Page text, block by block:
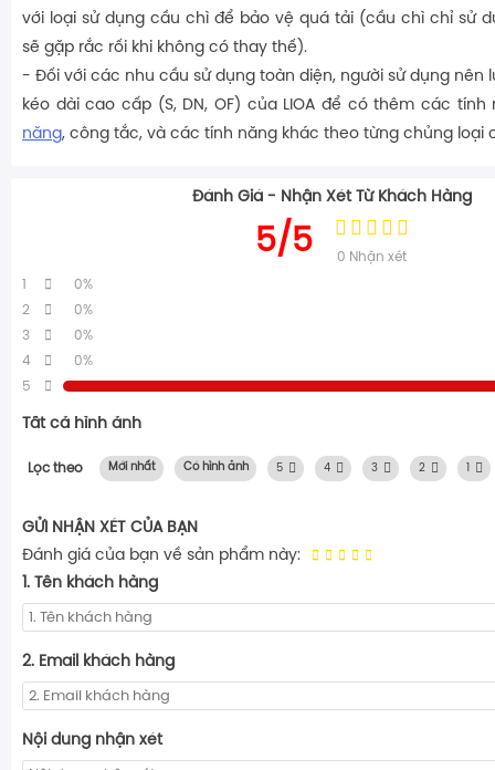
với loại sử dụng cầu chì để bảo vệ quá tải (cầu chì chỉ sử
sẽ gặp rắc rối khi không có thay thế).
- Đối với các nhu cầu sử dụng toàn diện, người sử dụng nên
kéo dài cao cấp (S, DN, OF) của LIOA để có thêm các
năng, công tắc, và các tính năng khác theo từng chủng loại
Đánh Giá - Nhận Xét Từ Khách Hàng
5/5 0 Nhận xét
1
0%
2
0%
3
0%
4
0%
5
Tất cả hình ảnh
Lọc theo Mới nhất Có hình ảnh 5 4 3 2
GỬI NHẬN XÉT CỦA BẠN
Đánh giá của bạn về sản phẩm này:
1. Tên khách hàng
2. Email khách hàng
Nội dung nhận xét